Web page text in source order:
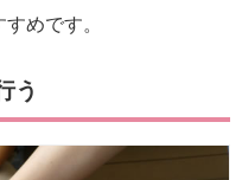
めです。
う